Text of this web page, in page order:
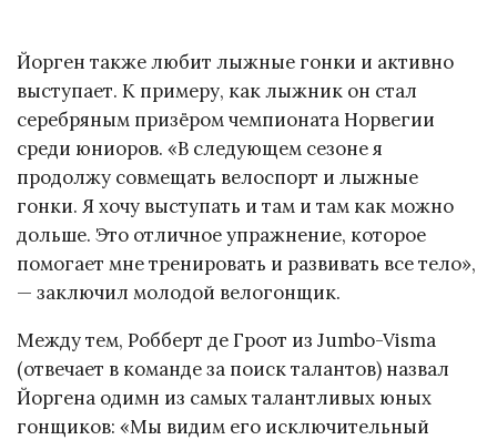
Йорген также любит лыжные гонки и активно
выступает. К примеру, как лыжник он стал
серебряным призёром чемпионата Норвегии
среди юниоров. «В следующем сезоне я
продолжу совмещать велоспорт и лыжные
гонки. Я хочу выступать и там и там как можно
дольше. Это отличное упражнение, которое
помогает мне тренировать и развивать все тело»,
— заключил молодой велогонщик.
Между тем, Робберт де Гроот из Jumbo-Visma
(отвечает в команде за поиск талантов) назвал
Йоргена одимн из самых талантливых юных
гонщиков: «Мы видим его исключительный